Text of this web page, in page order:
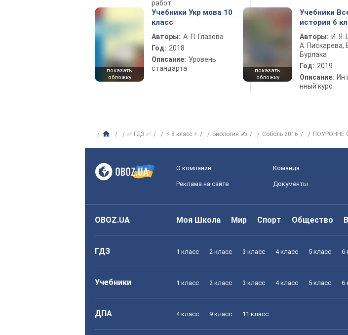
работ
показать
обложку
Учебники Укр мова 10
класс
Авторы: А. П. Глазова
Год: 2018
Описание: Уровень
стандарта
показать
обложку
Учебники
история 6
Авторы: И. Я.
А. Пискарева,
Бурлака
Год: 2019
Описание:
нный курс
✅ ГДЗ ✅ ⚡ 8 класс ⚡ Биология ✍ Соболь 2016 ПОУРОЧНЕ
О компании Команда
Реклама на сайте Документы
OBOZ.UA Моя Школа Мир Спорт Общество
ГДЗ 1 класс 2 класс 3 класс 4 класс 5 класс 6
Учебники 1 класс 2 класс 3 класс 4 класс 5 класс 6
ДПА 4 класс 9 класс 11 класс